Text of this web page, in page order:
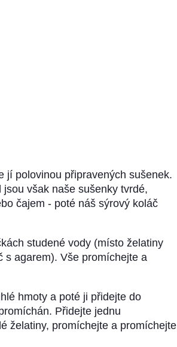
jí polovinou připravených sušenek.
však naše sušenky tvrdé,
čajem - poté náš sýrový koláč
studené vody (místo želatiny
s agarem). Vše promíchejte a
hmoty a poté ji přidejte do
Přidejte jednu
želatiny, promíchejte a promíchejte